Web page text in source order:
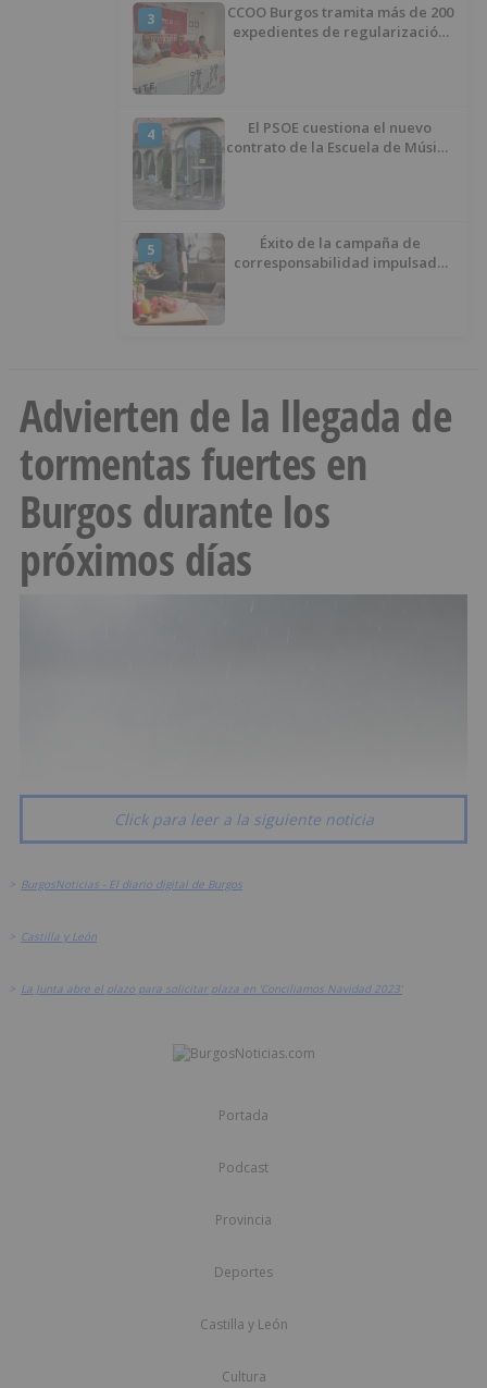
3
CCOO Burgos tramita más de 200
expedientes de regularización
4
El PSOE cuestiona el nuevo
contrato de la Escuela de Música
5
Éxito de la campaña de
corresponsabilidad impulsada
Advierten de la llegada de
tormentas fuertes en
Burgos durante los
próximos días
Click para leer a la siguiente noticia
> BurgosNoticias - El diario digital de Burgos
> Castilla y León
> La Junta abre el plazo para solicitar plaza en 'Conciliamos Navidad 2023'
Portada
Podcast
Provincia
Deportes
Castilla y León
Cultura